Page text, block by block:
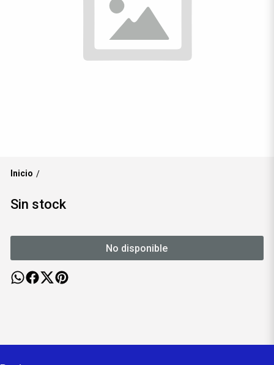
Inicio /
Sin stock
No disponible